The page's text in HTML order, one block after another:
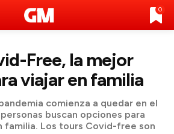
0
Free, la mejor
viajar en familia
comienza a quedar en el
buscan opciones para
familia. Los tours Covid-free son